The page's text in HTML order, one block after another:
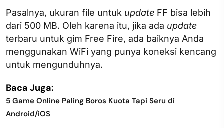
Pasalnya, ukuran file untuk update FF bisa lebih
dari 500 MB. Oleh karena itu, jika ada update
terbaru untuk gim Free Fire, ada baiknya Anda
menggunakan WiFi yang punya koneksi kencang
untuk mengunduhnya.
Baca Juga:
5 Game Online Paling Boros Kuota Tapi Seru di
Android/iOS